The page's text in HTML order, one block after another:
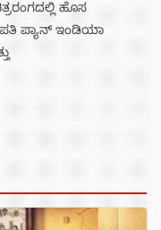
ಹೊಸ
ಪ್ಯಾನ್ ಇಂಡಿಯಾ